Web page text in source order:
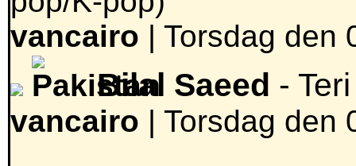
vancairo | Torsdag den
Bilal Saeed -
vancairo | Torsdag den